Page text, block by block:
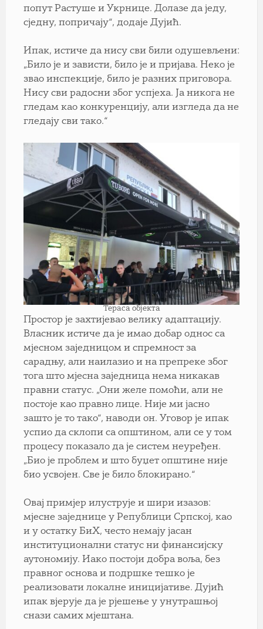
попут Растуше и Укрнице. Долазе да једу,
сједну, попричају“, додаје Дујић.
Ипак, истиче да нису сви били одушевљени:
„Било је и зависти, било је и пријава. Неко је
звао инспекције, било је разних приговора.
Нису сви радосни због успјеха. Ја никога не
гледам као конкуренцију, али изгледа да не
гледају сви тако.“
Тераса објекта
Простор је захтијевао велику адаптацију.
Власник истиче да је имао добар однос са
мјесном заједницом и спремност за
сарадњу, али наилазио и на препреке због
тога што мјесна заједница нема никакав
правни статус. „Они желе помоћи, али не
постоје као правно лице. Није ми јасно
зашто је то тако“, наводи он. Уговор је ипак
успио да склопи са општином, али се у том
процесу показало да је систем неуређен.
„Био је проблем и што буџет општине није
био усвојен. Све је било блокирано.“
Овај примјер илуструје и шири изазов:
мјесне заједнице у Републици Српској, као
и у остатку БиХ, често немају јасан
институционални статус ни финансијску
аутономију. Иако постоји добра воља, без
правног основа и подршке тешко је
реализовати локалне иницијативе. Дујић
ипак вјерује да је рјешење у унутрашњој
снази самих мјештана.